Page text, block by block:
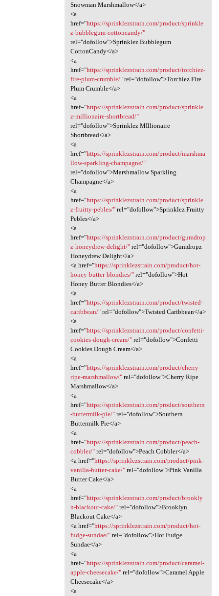
Snowman Marshmallow</a>
<a
href="https://sprinklezstrain.com/product/sprinkle
z-bubblegum-cottoncandy/"
rel="dofollow">Sprinklez Bubblegum
CottonCandy</a>
<a
href="https://sprinklezstrain.com/product/torchiez-
fire-plum-crumble/"rel="dofollow">Torchiez Fire
Plum Crumble</a>
<a
href="https://sprinklezstrain.com/product/sprinkle
z-millionaire-shortbread/"
rel="dofollow">Sprinklez MIllionaire
Shortbread</a>
<a
href="https://sprinklezstrain.com/product/marshma
llow-sparkling-champagne/"
rel="dofollow">Marshmallow Sparkling
Champagne</a>
<a
href="https://sprinklezstrain.com/product/sprinkle
z-fruitty-pebles/"rel="dofollow">Sprinklez Fruitty
Pebles</a>
<a
href="https://sprinklezstrain.com/product/gumdrop
z-honeydrew-delight/"rel="dofollow">Gumdropz
Honeydrew Delight</a>
<a href="https://sprinklezstrain.com/product/hot-
honey-butter-blondies/"rel="dofollow">Hot
Honey Butter Blondies</a>
<a
href="https://sprinklezstrain.com/product/twisted-
caribbean/"rel="dofollow">Twisted Caribbean</a>
<a
href="https://sprinklezstrain.com/product/confetti-
cookies-dough-cream/"rel="dofollow">Confetti
Cookies Dough Cream</a>
<a
href="https://sprinklezstrain.com/product/cherry-
ripe-marshmallow/"rel="dofollow">Cherry Ripe
Marshmallow</a>
<a
href="https://sprinklezstrain.com/product/southern
-buttermilk-pie/"rel="dofollow">Southern
Buttermilk Pie</a>
<a
href="https://sprinklezstrain.com/product/peach-
cobbler/"rel="dofollow">Peach Cobbler</a>
<a href="https://sprinklezstrain.com/product/pink-
vanilla-butter-cake/"rel="dofollow">Pink Vanilla
Butter Cake</a>
<a
href="https://sprinklezstrain.com/product/brookly
n-blackout-cake/"rel="dofollow">Brooklyn
Blackout Cake</a>
<a href="https://sprinklezstrain.com/product/hot-
fudge-sundae/"rel="dofollow">Hot Fudge
Sundae</a>
<a
href="https://sprinklezstrain.com/product/caramel-
apple-cheesecake/"rel="dofollow">Caramel Apple
Cheesecake</a>
<a